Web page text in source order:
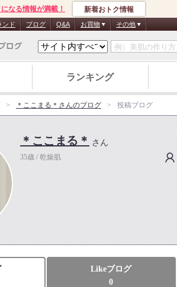
なる情報が満載！ 新着おトク情報
ンド ブログ Q&A お買物 その他
ランキング
＊ここまる＊さんのブログ 投稿ブログ
＊ここまる＊ さん
35歳 / 乾燥肌
Likeブログ
0